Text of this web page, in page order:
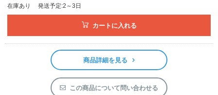
在庫あり 発送予定:2～3日
カートに入れる
商品詳細を見る
この商品について問い合わせる